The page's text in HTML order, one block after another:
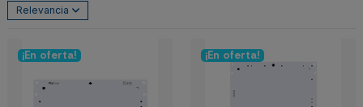
Relevancia
¡En oferta! ¡En oferta!